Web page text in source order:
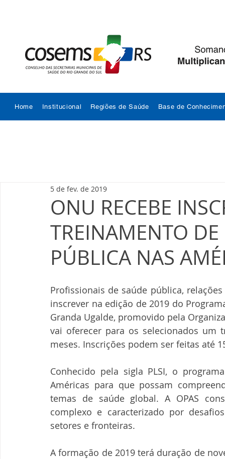
Home Institucional Regiões de Saúde Base de
ONU RECEBE
TREINAMENTO
PÚBLICA NAS
5 de fev. de 2019
Profissionais de saúde pública,
inscrever na edição de 2019 do
Granda Ugalde, promovido pela
vai oferecer para os selecionados um
meses. Inscrições podem ser feitas até
Conhecido pela sigla PLSI, o
Américas para que possam
temas de saúde global. A OPAS
complexo e caracterizado por
setores e fronteiras.
A formação de 2019 terá duração de